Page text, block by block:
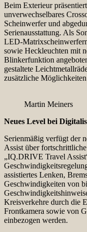
Beim Exterieur
unverwechselbares
Scheinwerfer und
Serienausstattung. Als
LED-
sowie Heckleuchten mit
Blinkerfunktion
gestaltete
zusätzliche
Martin Meiners
Neues Level bei
Serienmäßig verfügt der
Assist über
„IQ.DRIVE Travel
assistiertes Lenken,
Geschwindigkeiten von
Kreisverkehre durch die
Frontkamera sowie von
einbezogen werden.